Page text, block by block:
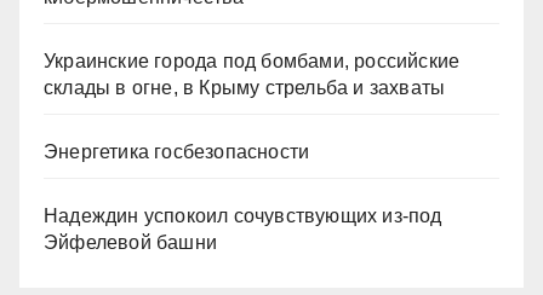
Украинские города под бомбами, российские
склады в огне, в Крыму стрельба и захваты
Энергетика госбезопасности
Надеждин успокоил сочувствующих из-под
Эйфелевой башни